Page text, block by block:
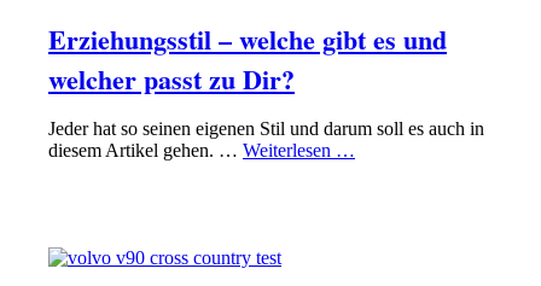
Erziehungsstil – welche gibt es und
welcher passt zu Dir?
Jeder hat so seinen eigenen Stil und darum soll es auch in
diesem Artikel gehen. … Weiterlesen …